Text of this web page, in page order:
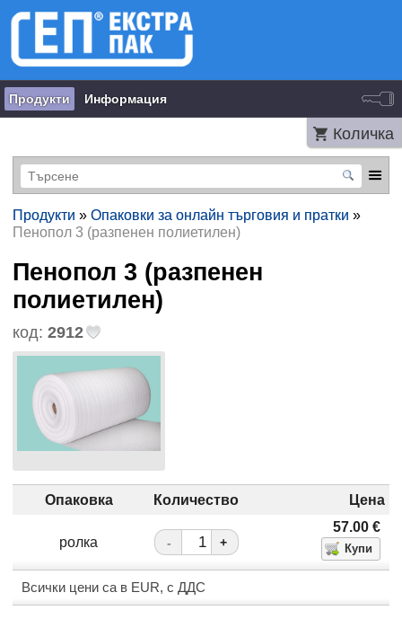
Продукти Информация
Количка
Продукти » Опаковки за онлайн търговия и пратки »
Пенопол 3 (разпенен полиетилен)
Пенопол 3 (разпенен
полиетилен)
код: 2912
Опаковка Количество Цена
ролка - +
57.00 €
Всички цени са в EUR, с ДДС